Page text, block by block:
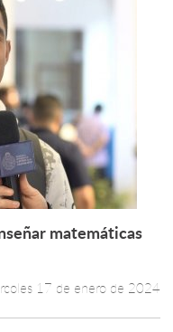
Leer más +
matemáticas
17 de enero de 2024